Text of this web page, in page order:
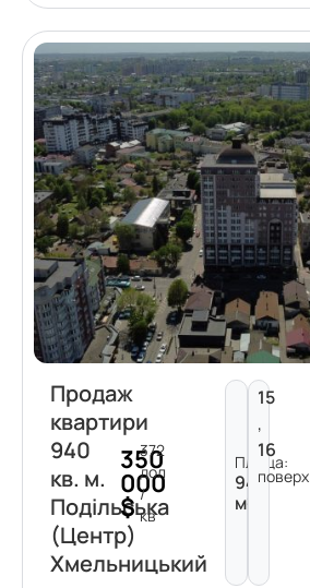
Продаж
квартири
940
кв. м.
Подільська
(Центр)
Хмельницький
350
000
$
372
дол
/
кв
Площа:
940
м²
15
,
16
поверх